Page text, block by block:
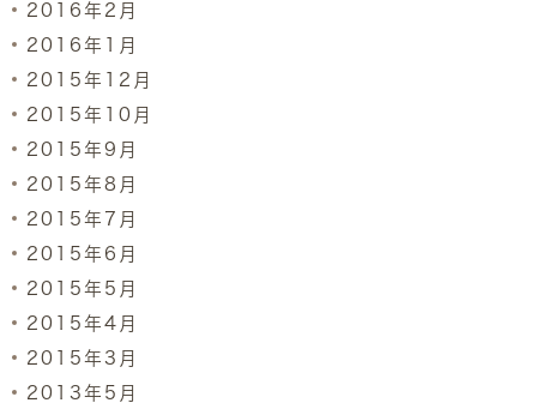
2016年2月
2016年1月
2015年12月
2015年10月
2015年9月
2015年8月
2015年7月
2015年6月
2015年5月
2015年4月
2015年3月
2013年5月